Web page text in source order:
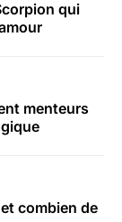
qui
menteurs
combien de